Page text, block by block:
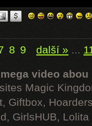
8 9 další » ...
video abou
Magic
Giftbox,
GirlsHUB, Lolita